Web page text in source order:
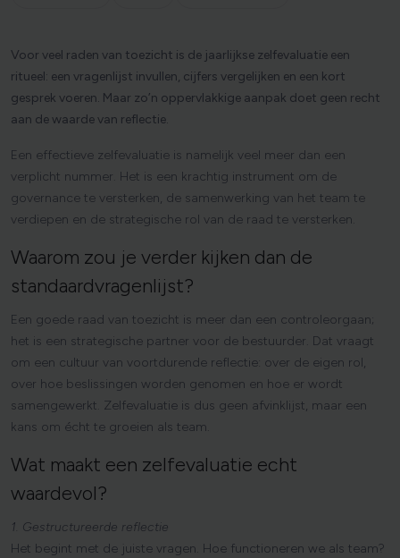
Voor veel raden van toezicht is de jaarlijkse zelfevaluatie een
ritueel: een vragenlijst invullen, cijfers vergelijken en een kort
gesprek voeren. Maar zo’n oppervlakkige aanpak doet geen recht
aan de waarde van reflectie.
Een effectieve zelfevaluatie is namelijk veel meer dan een
verplicht nummer. Het is een krachtig instrument om de
governance te versterken, de samenwerking van het team te
verdiepen en de strategische rol van de raad te versterken.
Waarom zou je verder kijken dan de
standaardvragenlijst?
Een goede raad van toezicht is meer dan een controleorgaan;
het is een strategische partner voor de bestuurder. Dat vraagt
om een cultuur van voortdurende reflectie: over de eigen rol,
over hoe beslissingen worden genomen en hoe er wordt
samengewerkt. Zelfevaluatie is dus geen afvinklijst, maar een
kans om écht te groeien als team.
Wat maakt een zelfevaluatie echt
waardevol?
1. Gestructureerde reflectie
Het begint met de juiste vragen. Hoe functioneren we als team?